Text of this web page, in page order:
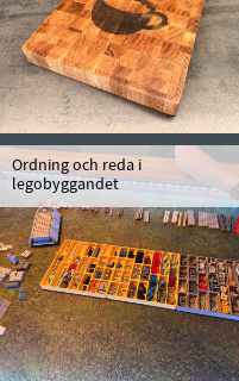
Ordning och reda i
legobyggandet